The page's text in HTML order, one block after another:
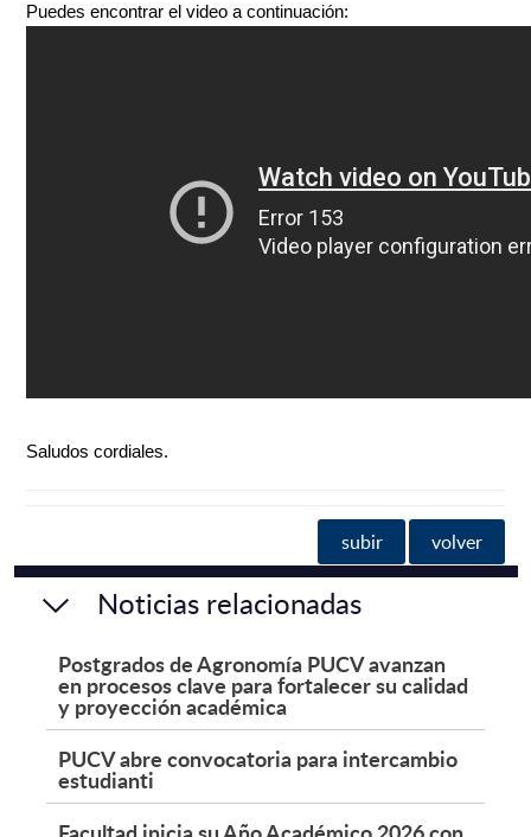
Puedes encontrar el video a continuación:
Saludos cordiales.
subir volver
Noticias relacionadas
Postgrados de Agronomía PUCV avanzan
en procesos clave para fortalecer su calidad
y proyección académica
PUCV abre convocatoria para intercambio
estudianti